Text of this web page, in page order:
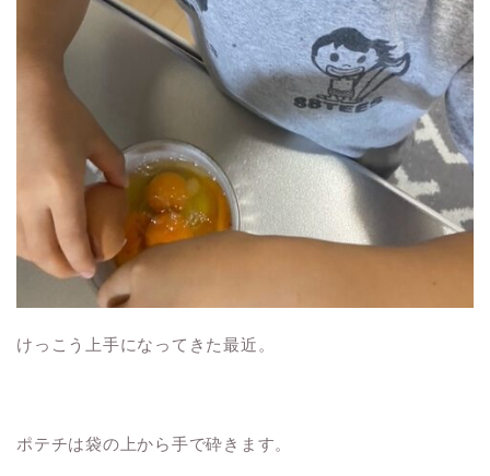
けっこう上手になってきた最近。
ポテチは袋の上から手で砕きます。